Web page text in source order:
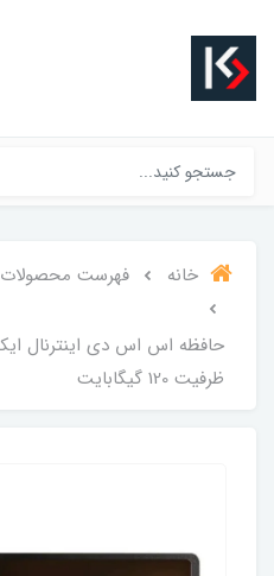
خانه فهرست محصولات
ظرفیت 120 گیگابایت